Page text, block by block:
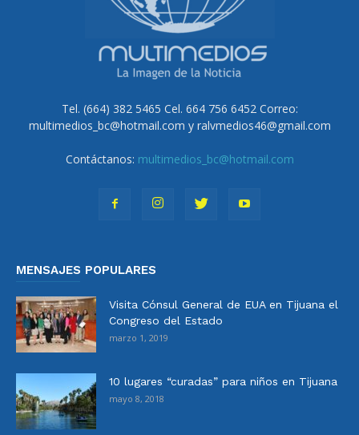
Tel. (664) 382 5465 Cel. 664 756 6452 Correo:
multimedios_bc@hotmail.com y ralvmedios46@gmail.com
Contáctanos: multimedios_bc@hotmail.com
MENSAJES POPULARES
Visita Cónsul General de EUA en Tijuana el
Congreso del Estado
marzo 1, 2019
10 lugares “curadas” para niños en Tijuana
mayo 8, 2018